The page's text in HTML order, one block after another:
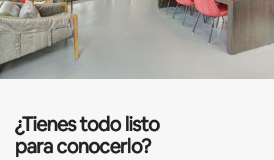
¿Tienes todo listo
para conocerlo?